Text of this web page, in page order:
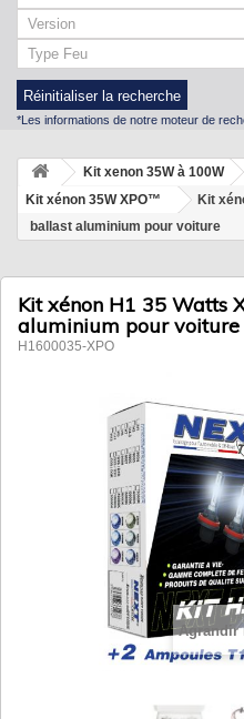
Réinitialiser la recherche
*Les informations de notre moteur de
Kit xenon 35W à 100W
Kit xénon 35W XPO™
Kit
ballast aluminium pour voiture
Kit xénon H1 35 Watts
aluminium pour voiture
H1600035-XPO
Agrandir